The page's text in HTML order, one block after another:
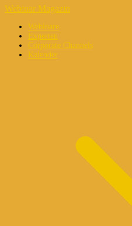
Webinar Magazin
Webinare
Experten
Corporate Channels
Kalender